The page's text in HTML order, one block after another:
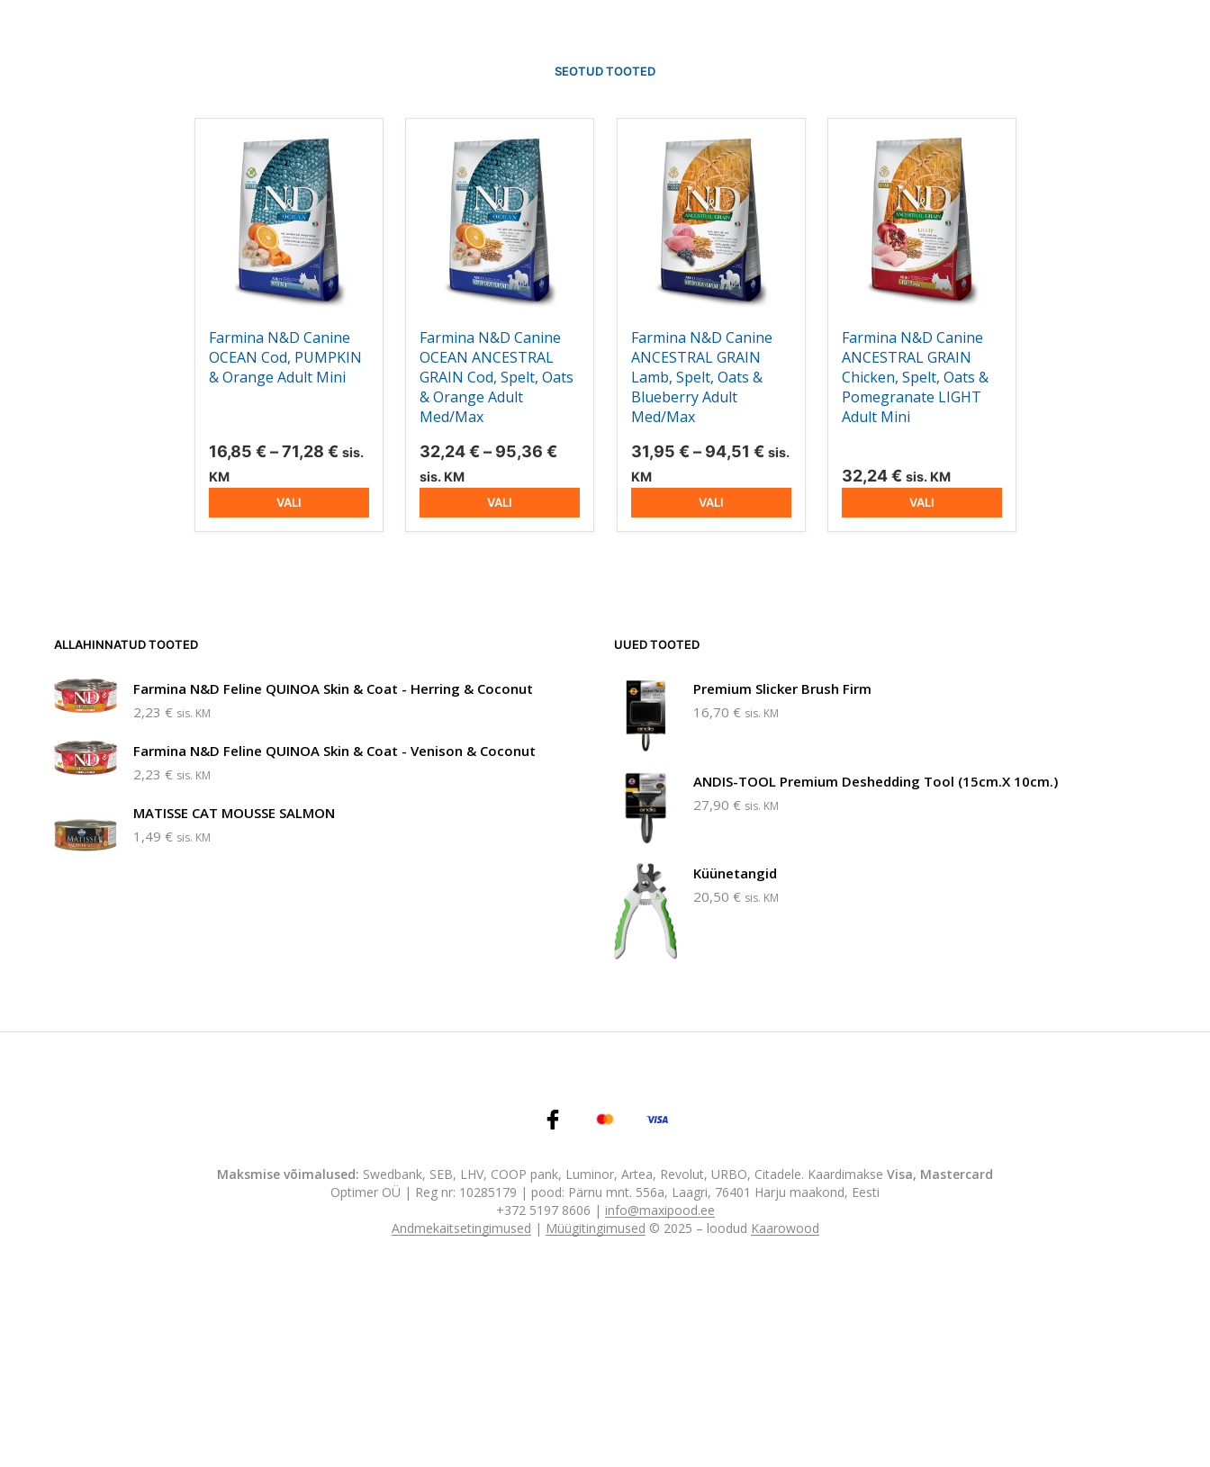
SEOTUD TOOTED
Farmina N&D Canine
OCEAN Cod, PUMPKIN
& Orange Adult Mini
16,85 € – 71,28 €Hinnavahemik:
71,28 €
sis.
KM
VALI
tootel
varianti.
Valikuid
tootelehel.
Farmina N&D Canine
OCEAN ANCESTRAL
GRAIN Cod, Spelt, Oats
& Orange Adult
Med/Max
32,24€ – 95,36 € Hinnavahemik:
95,36 €
sis. KM
VALI
tootel
varianti.
Valikuid
tootelehel.
Farmina N&D Canine
ANCESTRAL GRAIN
Lamb, Spelt, Oats &
Blueberry Adult
Med/Max
31,95 € – 94,51 €Hinnavahemik:
94,51 €
sis.
KM
VALI
tootel
varianti.
Valikuid
tootelehel.
Farmina N&D Canine
ANCESTRAL GRAIN
Chicken, Spelt, Oats &
Pomegranate LIGHT
Adult Mini
32,24€ sis. KM
VALI
tootel
varianti.
Valikuid
tootelehel.
ALLAHINNATUD TOOTED
Farmina N&D Feline QUINOA Skin & Coat - Herring & Coconut
2,23 € sis. KM
Farmina N&D Feline QUINOA Skin & Coat - Venison & Coconut
2,23 € sis. KM
MATISSE CAT MOUSSE SALMON
1,49 € sis. KM
UUED TOOTED
Premium Slicker Brush Firm
16,70 € sis. KM
ANDIS-TOOL Premium Deshedding Tool (15cm.x 10cm.)
27,90 € sis. KM
Küünetangid
20,50 € sis. KM
Maksmise võimalused: Swedbank, SEB, LHV, COOP pank, Luminor, Artea, Revolut, URBO, Citadele. Kaardimakse Visa, Mastercard
Optimer OÜ | Reg nr: 10285179 | pood: Pärnu mnt. 556a, Laagri, 76401 Harju maakond, Eesti
+372 5197 8606 | info@maxipood.ee
Andmekaitsetingimused | Müügitingimused © 2025 – loodud Kaarowood